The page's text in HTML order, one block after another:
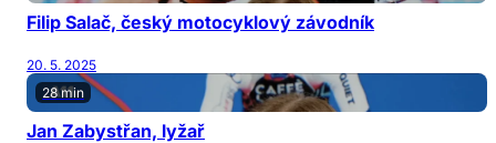
Filip Salač, český motocyklový závodník
20. 5. 2025
28 min
Jan Zabystřan, lyžař